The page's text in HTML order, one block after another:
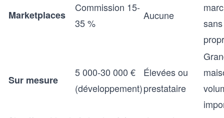
Marketplaces
Commission 15-
35 %
Aucune
Sur mesure
5 000-30 000 €
(développement)
Élevées ou
prestataire